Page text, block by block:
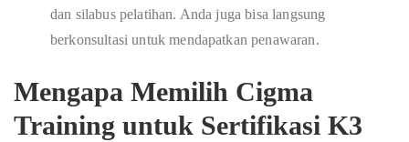
dan silabus pelatihan. Anda juga bisa langsung
berkonsultasi untuk mendapatkan penawaran.
Mengapa Memilih Cigma
Training untuk Sertifikasi K3